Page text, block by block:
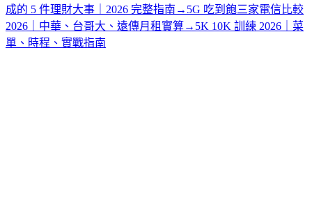
成的 5 件理財大事｜2026 完整指南 → 5G 吃到飽三家電信比較
2026｜中華、台哥大、遠傳月租實算→ 5K 10K 訓練 2026｜菜
單、時程、實戰指南